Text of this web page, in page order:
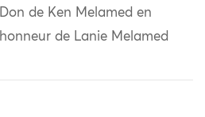
Don de Ken Melamed en
honneur de Lanie Melamed